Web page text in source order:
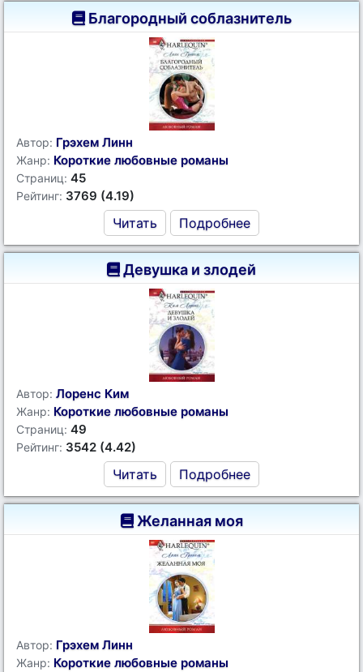
Благородный соблазнитель
Автор: Грэхем Линн
Жанр: Короткие любовные романы
Страниц: 45
Рейтинг: 3769 (4.19)
Читать Подробнее
Девушка и злодей
Автор: Лоренс Ким
Жанр: Короткие любовные романы
Страниц: 49
Рейтинг: 3542 (4.42)
Читать Подробнее
Желанная моя
Автор: Грэхем Линн
Жанр: Короткие любовные романы